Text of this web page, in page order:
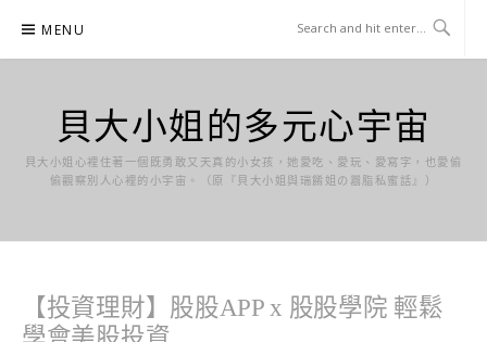
content
MENU
貝大小姐的多元心宇宙
貝大小姐心裡住著一個既勇敢又天真的小女孩，她愛吃、愛玩、愛寫字，也愛偷
偷觀察別人心裡的小宇宙。（原『貝大小姐與瑞餚姐の囂脂私蜜話』）
【投資理財】股股APP x 股股學院 輕鬆